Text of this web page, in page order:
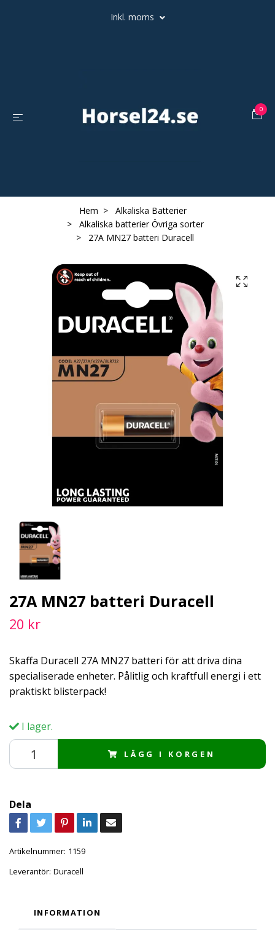
Inkl. moms
0
Hem
Alkaliska Batterier
Alkaliska batterier Övriga sorter
27A MN27 batteri Duracell
27A MN27 batteri Duracell
20 kr
Skaffa Duracell 27A MN27 batteri för att driva dina
specialiserade enheter. Pålitlig och kraftfull energi i ett
praktiskt blisterpack!
I lager.
LÄGG I KORGEN
Dela
Artikelnummer: 1159
Leverantör: Duracell
INFORMATION